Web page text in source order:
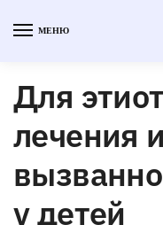
МЕНЮ
Для
лечения
у детей